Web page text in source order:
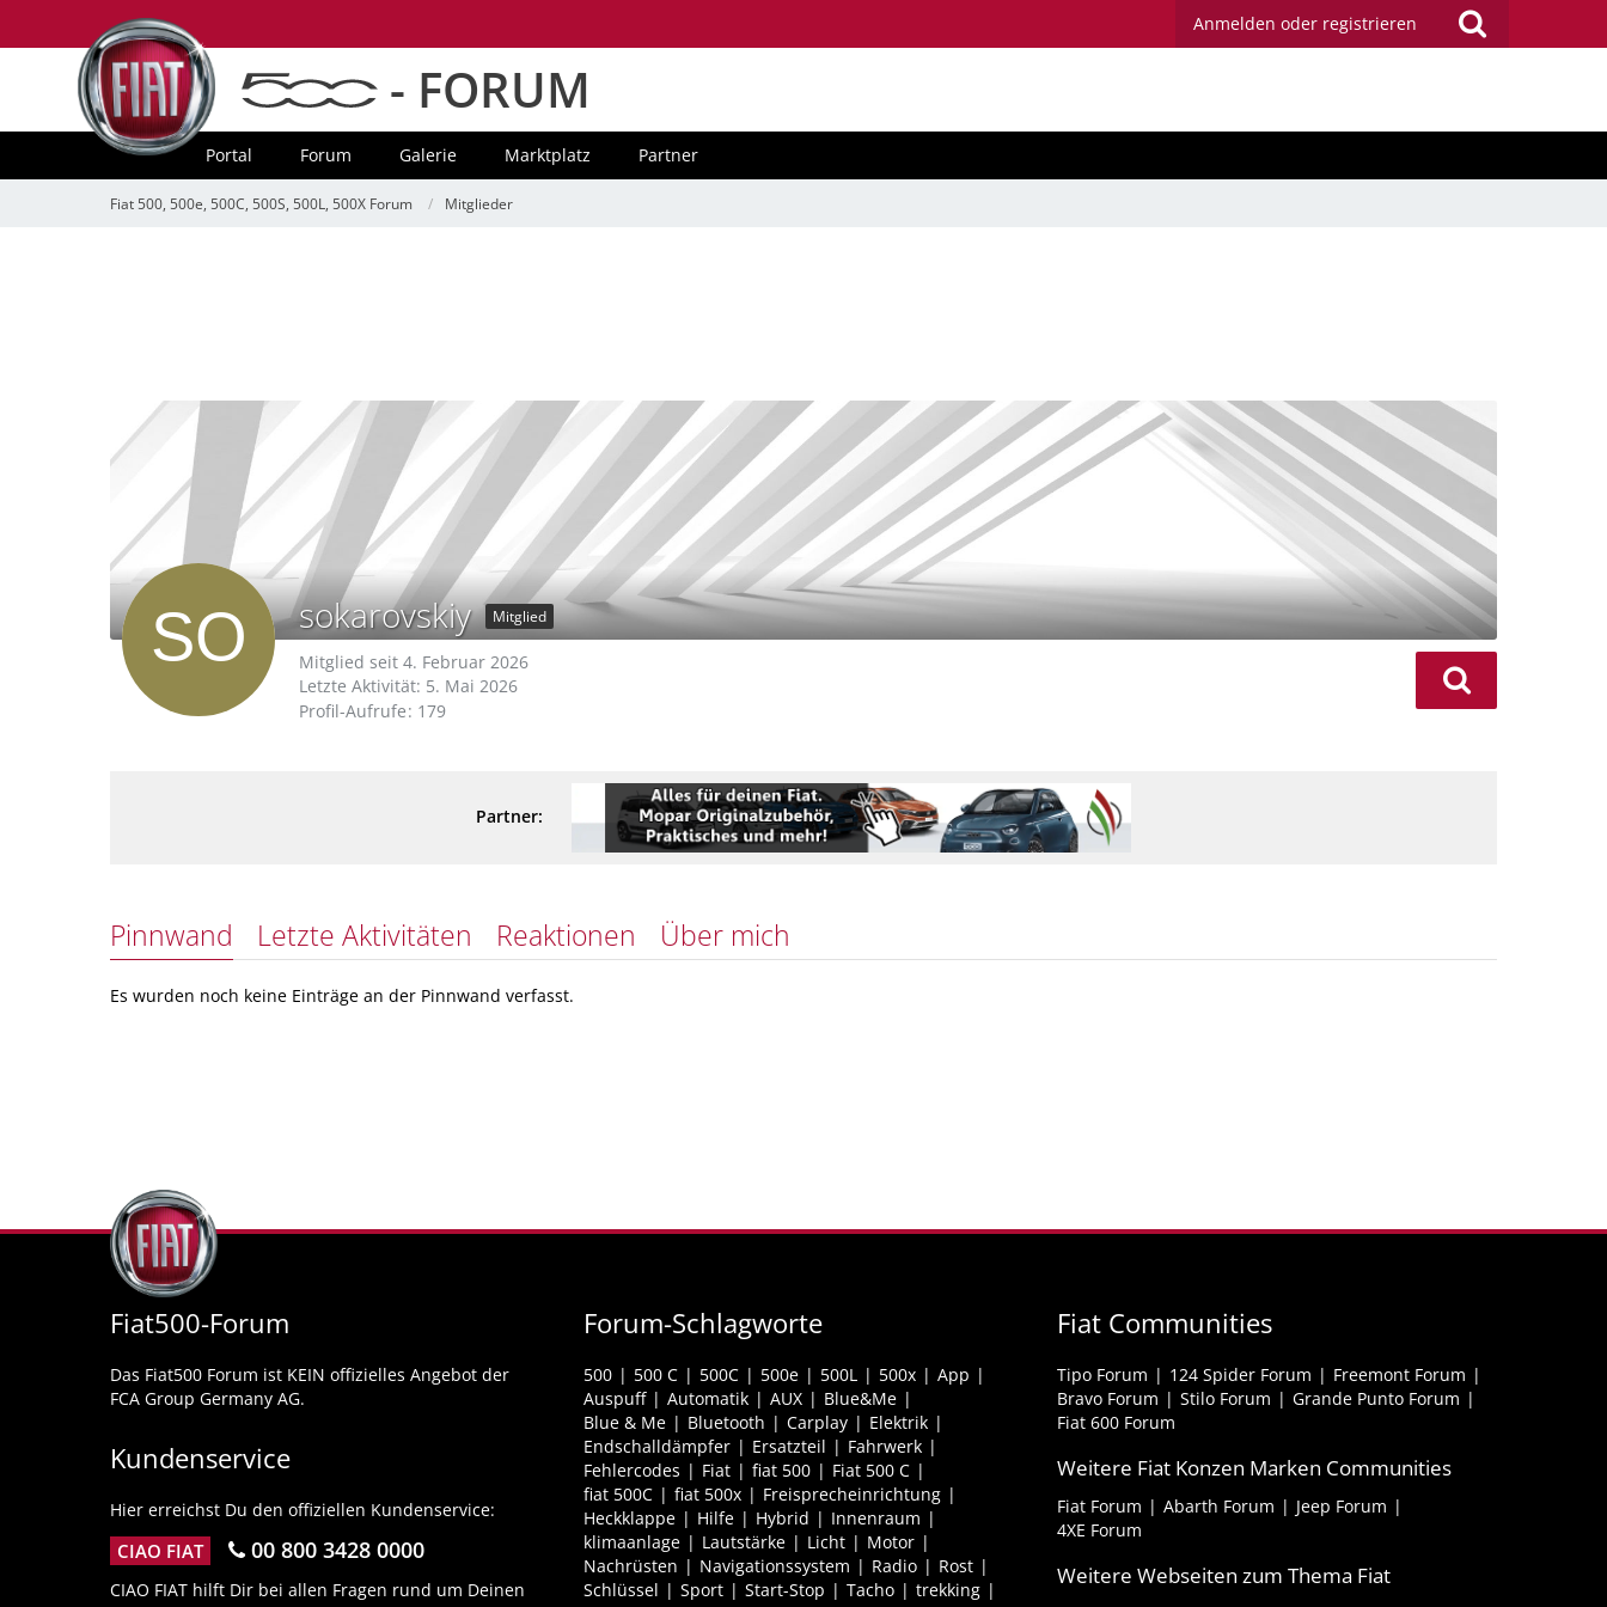
Anmelden oder registrieren
- FORUM
Portal Forum Galerie Marktplatz Partner
Fiat 500, 500e, 500C, 500S, 500L, 500X Forum Mitglieder
sokarovskiy Mitglied
Mitglied seit 4. Februar 2026
Letzte Aktivität: 5. Mai 2026
Profil-Aufrufe 179
Partner:
Pinnwand Letzte Aktivitäten Reaktionen Über mich
Es wurden noch keine Einträge an der Pinnwand verfasst.
Fiat500-Forum
Das Fiat500 Forum ist KEIN offizielles Angebot der
FCA Group Germany AG.
Kundenservice
Hier erreichst Du den offiziellen Kundenservice:
CIAO FIAT 00 800 3428 0000
CIAO FIAT hilft Dir bei allen Fragen rund um Deinen
Forum-Schlagworte
500 500 C 500C 500e 500L 500x
App
Auspuff
Automatik AUX
Blue&Me
Blue & Me
Bluetooth Carplay
Elektrik
Endschalldämpfer
Ersatzteil
Fahrwerk
Fehlercodes
Fiat fiat 500
Fiat 500 C
fiat 500C
fiat 500x
Freisprecheinrichtung
Heckklappe
Hilfe Hybrid
Innenraum
klimaanlage
Lautstärke Licht
Motor
Nachrüsten
Navigationssystem Radio
Rost
Schlüssel
Sport Start-Stop Tacho
trekking
Fiat Communities
Tipo Forum 124 Spider Forum
Freemont Forum
Bravo Forum
Stilo Forum
Grande Punto Forum
Fiat 600 Forum
Weitere Fiat Konzen Marken Communities
Fiat Forum Abarth Forum
Jeep Forum
4XE Forum
Weitere Webseiten zum Thema Fiat